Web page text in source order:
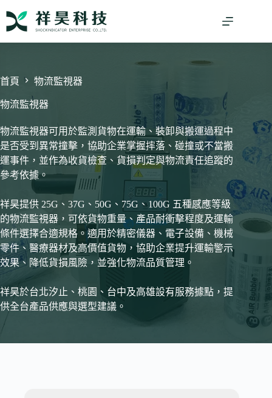
容
首頁 物流監視器
物流監視器
物流監視器可用於監測貨物在運輸、裝卸與搬運過程中
是否受到異常撞擊，協助企業掌握摔落、碰撞或不當搬
運事件，並作為收貨檢查、貨損判定與物流責任追蹤的
參考依據。
祥昊提供 25G、37G、50G、75G、100G 五種感應等級
的物流監視器，可依貨物重量、產品耐衝擊程度及運輸
條件選擇合適規格。適用於精密儀器、電子設備、機械
零件、醫療器材及高價值貨物，協助企業提升運輸警示
效果、降低貨損風險，並強化物流品質管理。
祥昊於台北汐止、桃園、台中及高雄設有服務據點，提
供全台產品供應與選型建議。